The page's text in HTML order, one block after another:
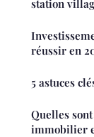
station
réussir en
5 astuces
Quelles
immobilier